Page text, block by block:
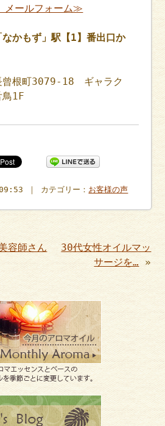
メールフォーム≫
かもず」駅【1】番出口か
曾根町3079-18 ギャラク
鳥1F
｜ カテゴリー： お客様の声
容師さん
30代女性オイルマッ
サージを…»